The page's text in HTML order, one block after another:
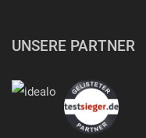
UNSERE PARTNER